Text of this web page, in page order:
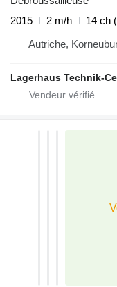
2015
2 m/h
14 ch
Autriche,
Lagerhaus Technik-